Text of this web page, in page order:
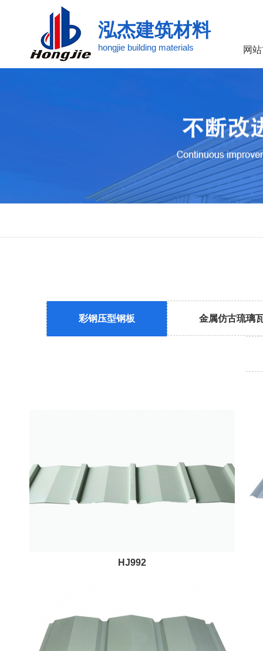
泓杰建筑材料
hongjie building materials 网
彩钢压型钢板 金属仿古琉璃
HJ992